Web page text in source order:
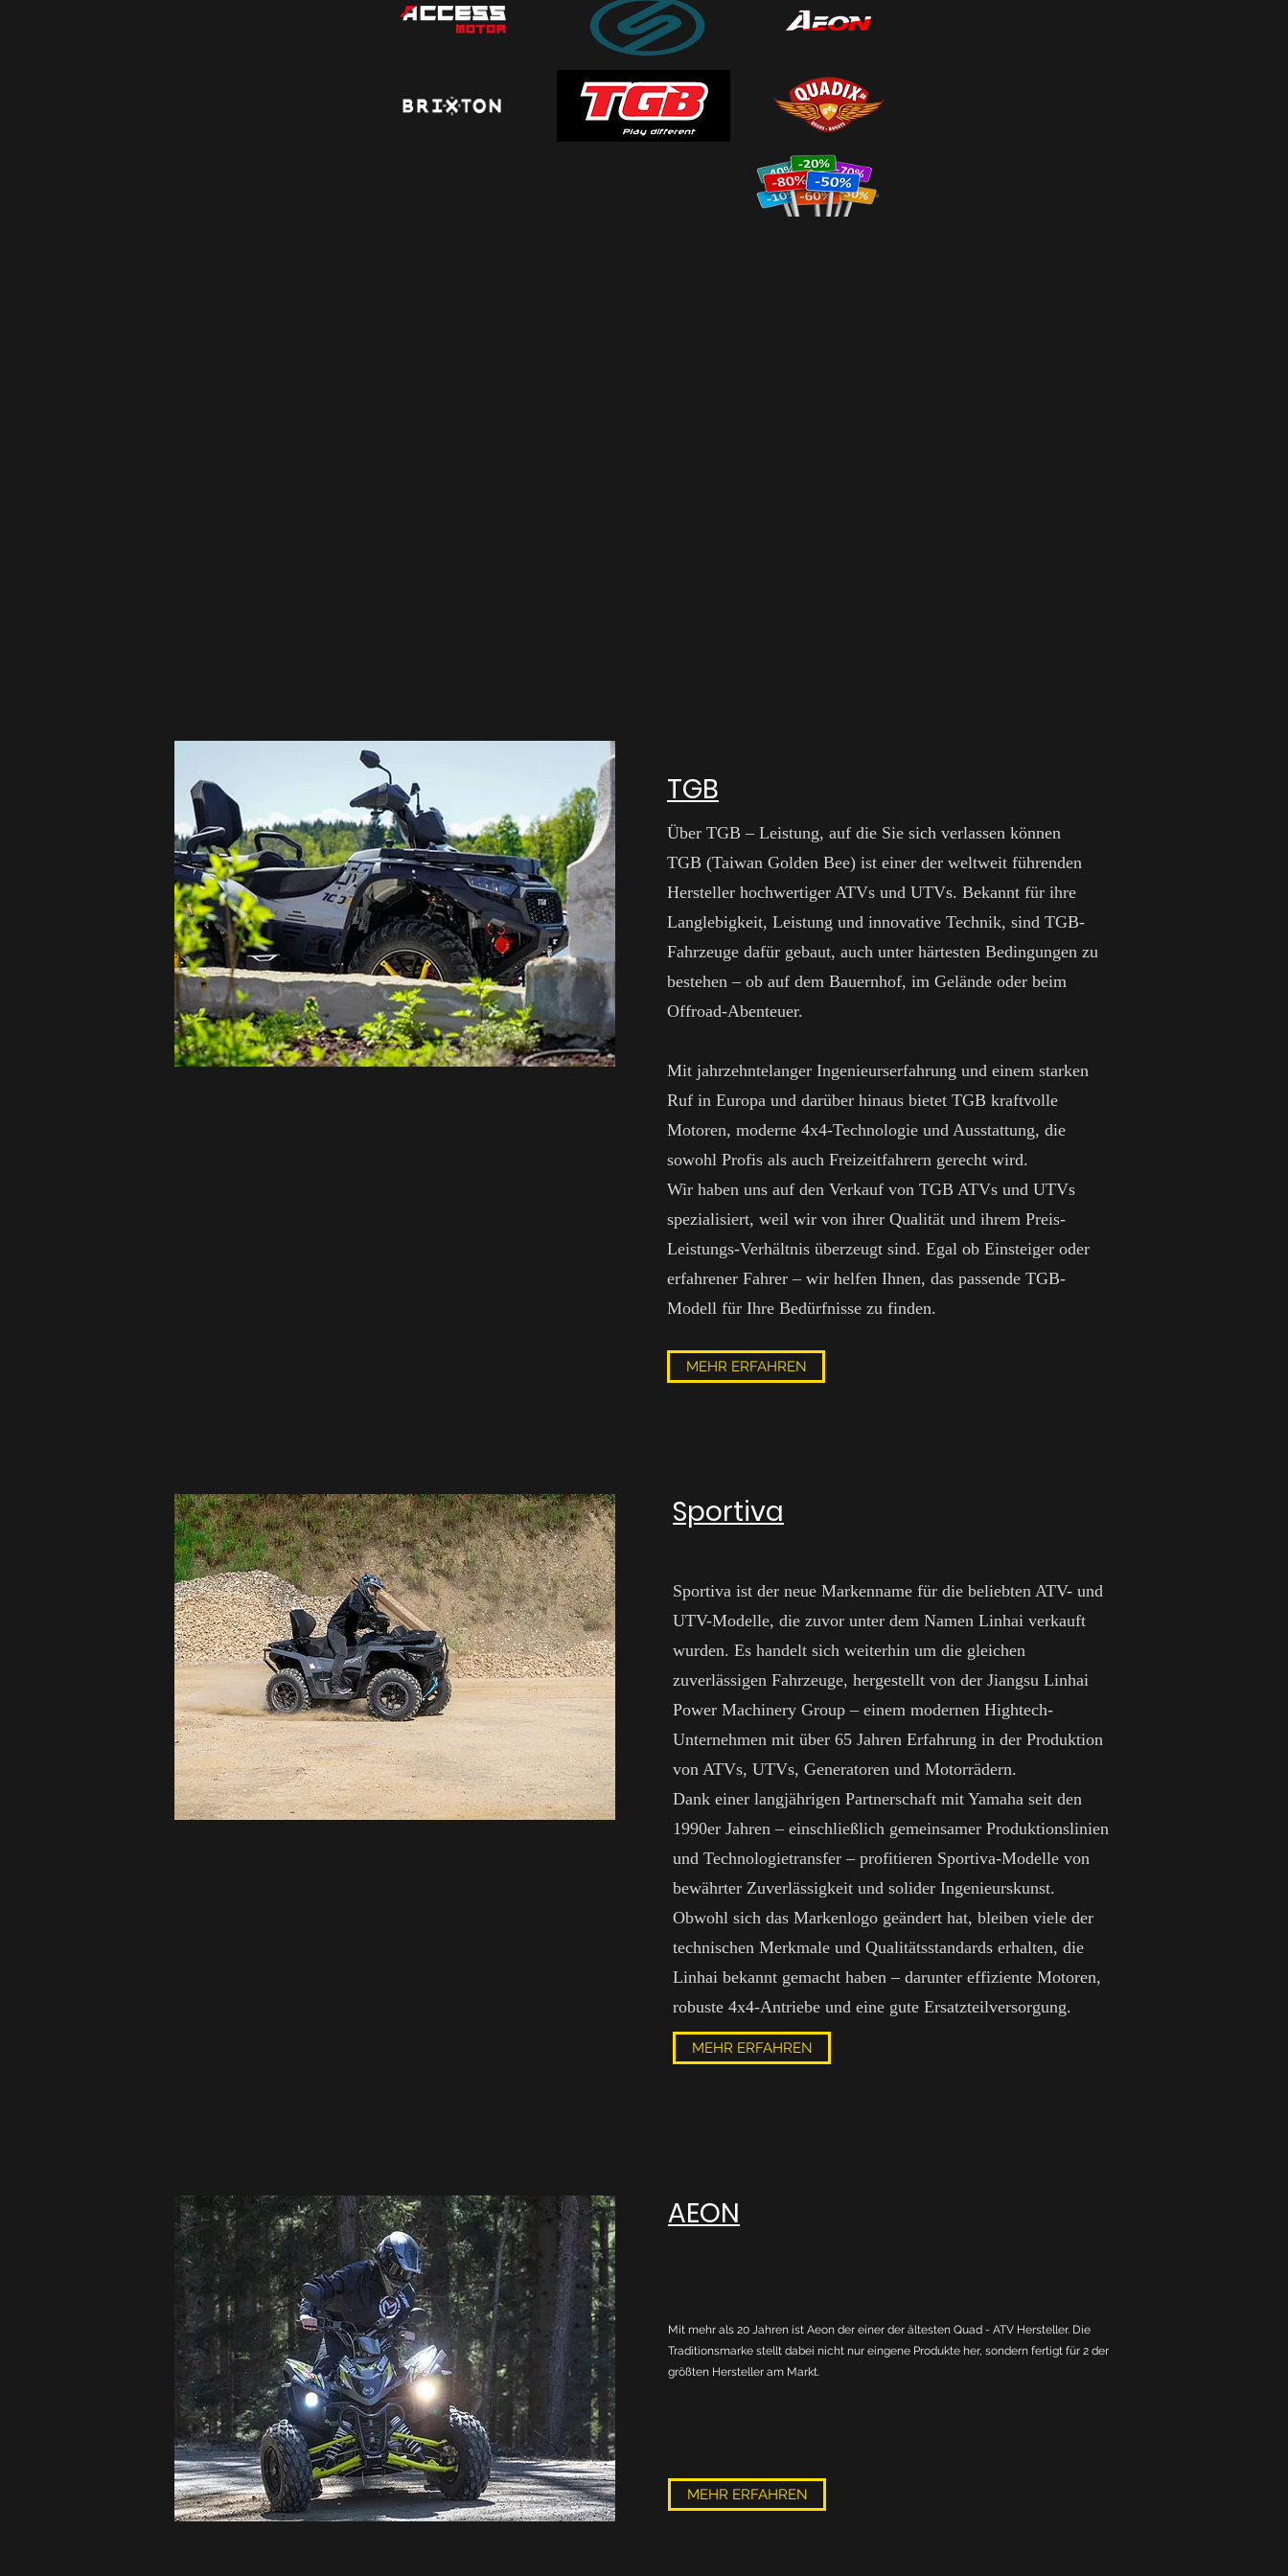
TGB
Über TGB – Leistung, auf die Sie sich verlassen können
TGB (Taiwan Golden Bee) ist einer der weltweit führenden
Hersteller hochwertiger ATVs und UTVs. Bekannt für ihre
Langlebigkeit, Leistung und innovative Technik, sind TGB-
Fahrzeuge dafür gebaut, auch unter härtesten Bedingungen zu
bestehen – ob auf dem Bauernhof, im Gelände oder beim
Offroad-Abenteuer.
Mit jahrzehntelanger Ingenieurserfahrung und einem starken
Ruf in Europa und darüber hinaus bietet TGB kraftvolle
Motoren, moderne 4x4-Technologie und Ausstattung, die
sowohl Profis als auch Freizeitfahrern gerecht wird.
Wir haben uns auf den Verkauf von TGB ATVs und UTVs
spezialisiert, weil wir von ihrer Qualität und ihrem Preis-
Leistungs-Verhältnis überzeugt sind. Egal ob Einsteiger oder
erfahrener Fahrer – wir helfen Ihnen, das passende TGB-
Modell für Ihre Bedürfnisse zu finden.
MEHR ERFAHREN
Sportiva
Sportiva ist der neue Markenname für die beliebten ATV- und
UTV-Modelle, die zuvor unter dem Namen Linhai verkauft
wurden. Es handelt sich weiterhin um die gleichen
zuverlässigen Fahrzeuge, hergestellt von der Jiangsu Linhai
Power Machinery Group – einem modernen Hightech-
Unternehmen mit über 65 Jahren Erfahrung in der Produktion
von ATVs, UTVs, Generatoren und Motorrädern.
Dank einer langjährigen Partnerschaft mit Yamaha seit den
1990er Jahren – einschließlich gemeinsamer Produktionslinien
und Technologietransfer – profitieren Sportiva-Modelle von
bewährter Zuverlässigkeit und solider Ingenieurskunst.
Obwohl sich das Markenlogo geändert hat, bleiben viele der
technischen Merkmale und Qualitätsstandards erhalten, die
Linhai bekannt gemacht haben – darunter effiziente Motoren,
robuste 4x4-Antriebe und eine gute Ersatzteilversorgung.
MEHR ERFAHREN
AEON
Mit mehr als 20 Jahren ist Aeon der einer der ältesten Quad - ATV Hersteller. Die
Traditionsmarke stellt dabei nicht nur eingene Produkte her, sondern fertigt für 2 der
größten Hersteller am Markt.
MEHR ERFAHREN